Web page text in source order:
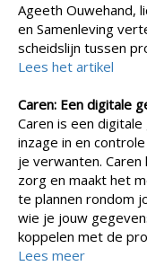
Ageeth Ouwehand,
en Samenleving
scheidslijn tussen
Lees het artikel
Caren: Een digitale
Caren is een
inzage in en
je verwanten.
zorg en maakt het
te plannen rondom
wie je jouw
koppelen met de
Lees meer